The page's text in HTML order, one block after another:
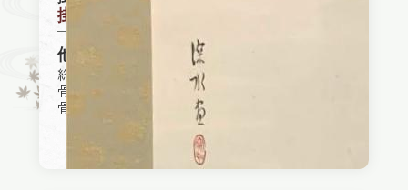
掛け軸『伊東深水 芸者』(東京都)
他社買取参考価格
総合買取業者買取価格：50,000円
骨董品買取専門店A社買取価格：160,000円
骨董品買取専門店B社買取価格：270,000円